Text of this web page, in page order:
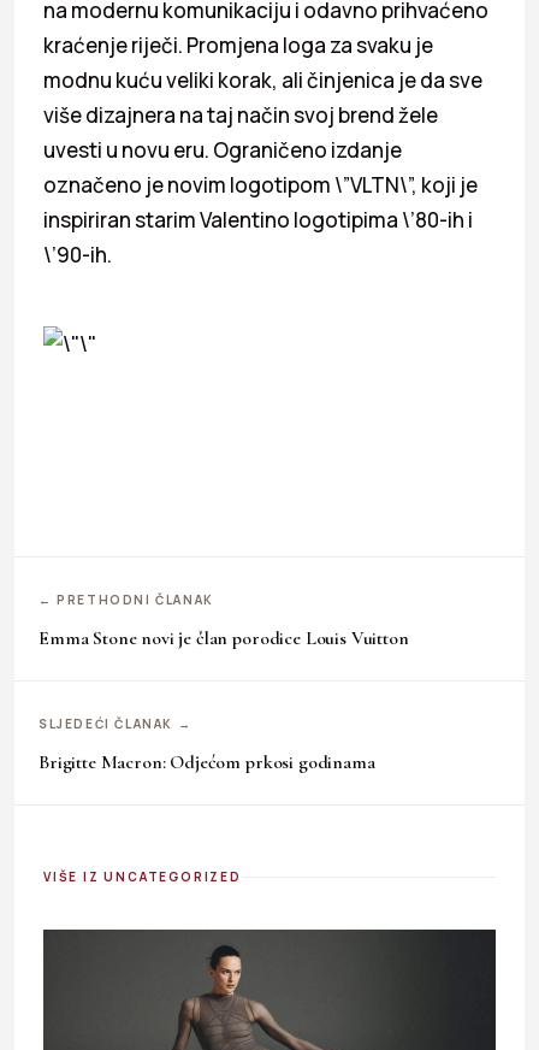
na modernu komunikaciju i odavno prihvaćeno
kraćenje riječi. Promjena loga za svaku je
modnu kuću veliki korak, ali činjenica je da sve
više dizajnera na taj način svoj brend žele
uvesti u novu eru. Ograničeno izdanje
označeno je novim logotipom \”VLTN\”, koji je
inspiriran starim Valentino logotipima \’80-ih i
\’90-ih.
← PRETHODNI ČLANAK
Emma Stone novi je član porodice Louis Vuitton
SLJEDEĆI ČLANAK →
Brigitte Macron: Odjećom prkosi godinama
VIŠE IZ UNCATEGORIZED